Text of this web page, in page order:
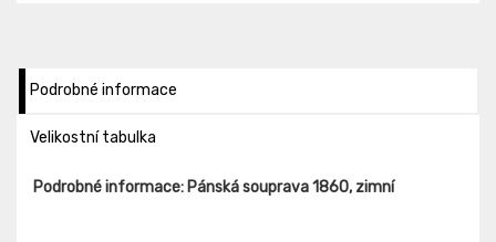
Podrobné informace
Velikostní tabulka
Podrobné informace: Pánská souprava 1860, zimní